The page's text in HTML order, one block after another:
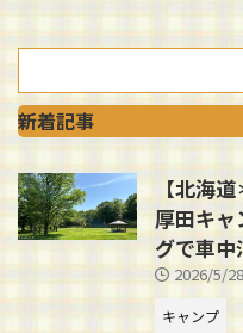
新着記事
【北海
厚田キャ
グで車中
2026/5/28
キャンプ